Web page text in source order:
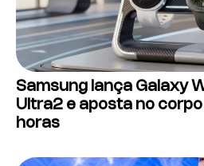
Samsung lança Galaxy
Ultra2 e aposta no
horas